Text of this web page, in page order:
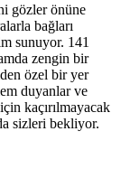
gözler önüne
bağları
sunuyor. 141
zengin bir
özel bir yer
duyanlar ve
kaçırılmayacak
sizleri bekliyor.